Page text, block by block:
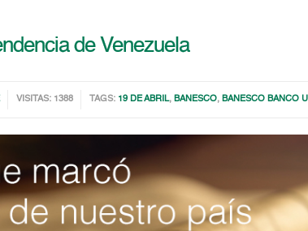
de Venezuela
VISITAS: 1388 TAGS: 19 DE ABRIL, BANESCO, BANESCO BANCO